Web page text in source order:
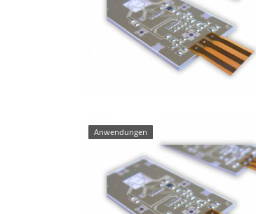
Anwendungen